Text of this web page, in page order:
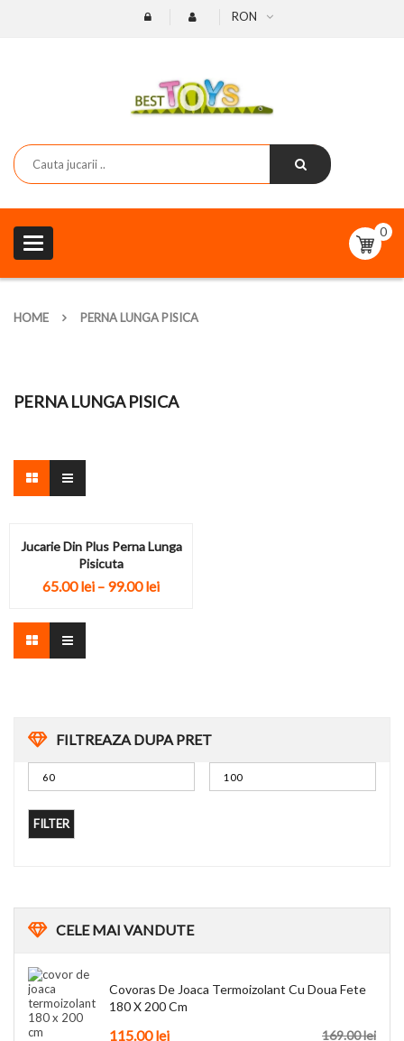
RON
Toggle
navigation
0
HOME PERNA LUNGA PISICA
FILTREAZA DUPA PRET
FILTER
CELEMAI VANDUTE
Covoras De Joaca Termoizolant Cu Doua Fete
180 X 200 Cm
169.00lei
115.00lei
PERNA LUNGA PISICA
Jucarie Din Plus Perna Lunga
Pisicuta
65.00lei – 99.00lei